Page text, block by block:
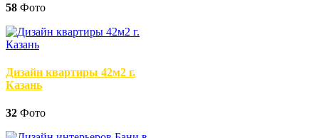
58 Фото
Дизайн квартиры 42м2 г.
Казань
32 Фото